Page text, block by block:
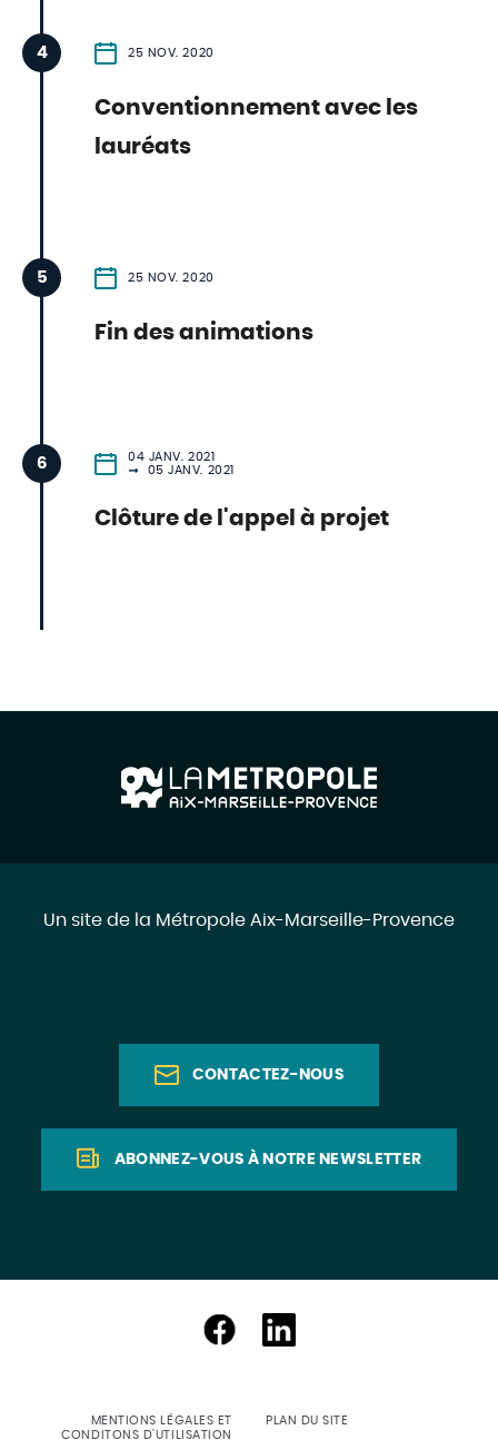
25 NOV. 2020
4
Conventionnement avec les
lauréats
25 NOV. 2020
5
Fin des animations
04 JANV. 2021
05 JANV. 2021
6
Clôture de l'appel à projet
Un site de la Métropole Aix-Marseille-Provence
CONTACTEZ-NOUS
ABONNEZ-VOUS À NOTRE NEWSLETTER
MENTIONS LÉGALES ET
CONDITONS D'UTILISATION
PLAN DU SITE